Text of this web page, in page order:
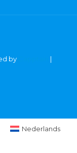
by
|
Nederlands